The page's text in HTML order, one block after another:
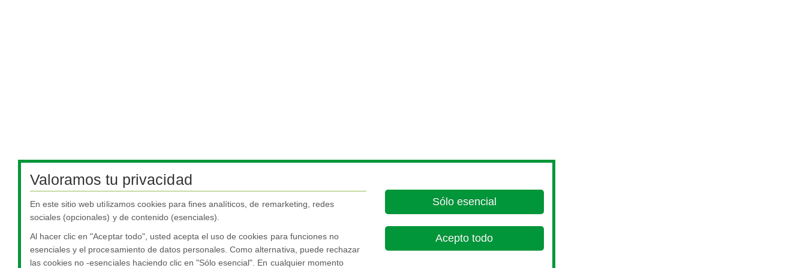
Valoramos tu privacidad
En este sitio web utilizamos cookies para fines analíticos, de remarketing, redes
sociales (opcionales) y de contenido (esenciales).
Al hacer clic en "Aceptar todo", usted acepta el uso de cookies para funciones no
esenciales y el procesamiento de datos personales. Como alternativa, puede rechazar
las cookies no -esenciales haciendo clic en "Sólo esencial". En cualquier momento
Sólo esencial
Acepto todo